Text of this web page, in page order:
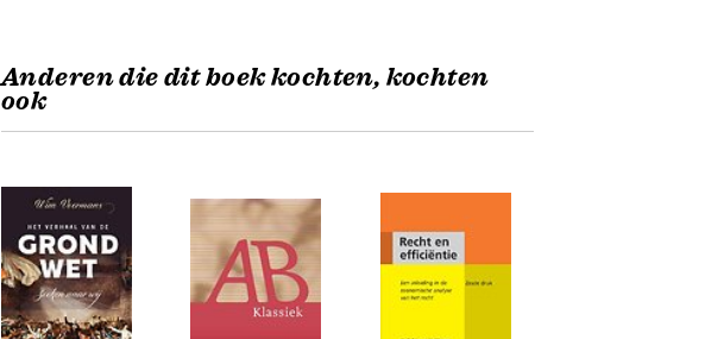
Anderen die dit boek kochten, kochten
ook